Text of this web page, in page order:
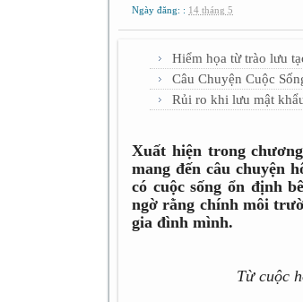
Ngày đăng: : 14 tháng 5
Hiểm họa từ trào lưu
Câu Chuyện Cuộc
Rủi ro khi lưu mật
Xuất hiện trong
mang đến câu chuyện
có cuộc sống ổn định
ngờ rằng chính môi
gia đình mình.
Từ cuộc